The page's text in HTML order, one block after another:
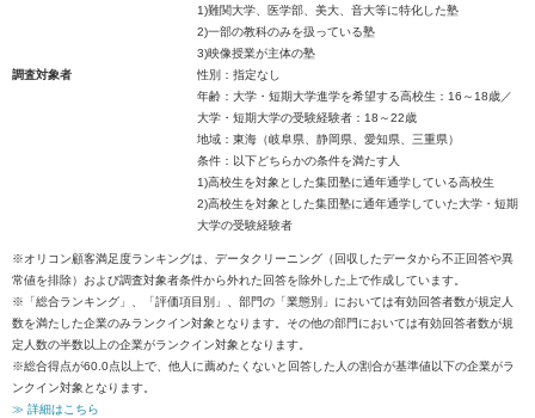
1)難関大学、医学部、美大、音大等に特化した塾
2)一部の教科のみを扱っている塾
3)映像授業が主体の塾
調査対象者
性別：指定なし
年齢：大学・短期大学進学を希望する高校生：16～18歳／
大学・短期大学の受験経験者：18～22歳
地域：東海（岐阜県、静岡県、愛知県、三重県）
条件：以下どちらかの条件を満たす人
1)高校生を対象とした集団塾に通年通学している高校生
2)高校生を対象とした集団塾に通年通学していた大学・短期
大学の受験経験者
※オリコン顧客満足度ランキングは、データクリーニング（回収したデータから不正回答や異
常値を排除）および調査対象者条件から外れた回答を除外した上で作成しています。
※「総合ランキング」、「評価項目別」、部門の「業態別」においては有効回答者数が規定人
数を満たした企業のみランクイン対象となります。その他の部門においては有効回答者数が規
定人数の半数以上の企業がランクイン対象となります。
※総合得点が60.0点以上で、他人に薦めたくないと回答した人の割合が基準値以下の企業がラ
ンクイン対象となります。
≫ 詳細はこちら